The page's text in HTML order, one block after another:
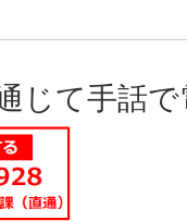
じて手話